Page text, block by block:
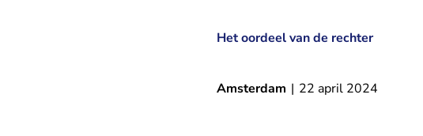
Het oordeel van de rechter
Amsterdam | 22 april 2024